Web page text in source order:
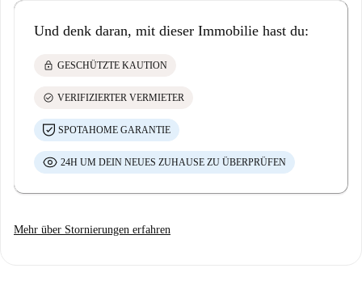
Und denk daran, mit dieser Immobilie hast du:
lock GESCHÜTZTE KAUTION
check_circle VERIFIZIERTER VERMIETER
SPOTAHOME GARANTIE
24H UM DEIN NEUES ZUHAUSE ZU ÜBERPRÜFEN
Mehr über Stornierungen erfahren